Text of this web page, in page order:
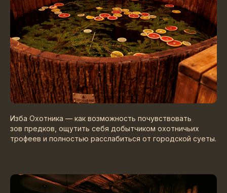
Изба Охотника — как возможность почувствовать
зов предков, ощутить себя добытчиком охотничьих
трофеев и полностью расслабиться от городской суеты.